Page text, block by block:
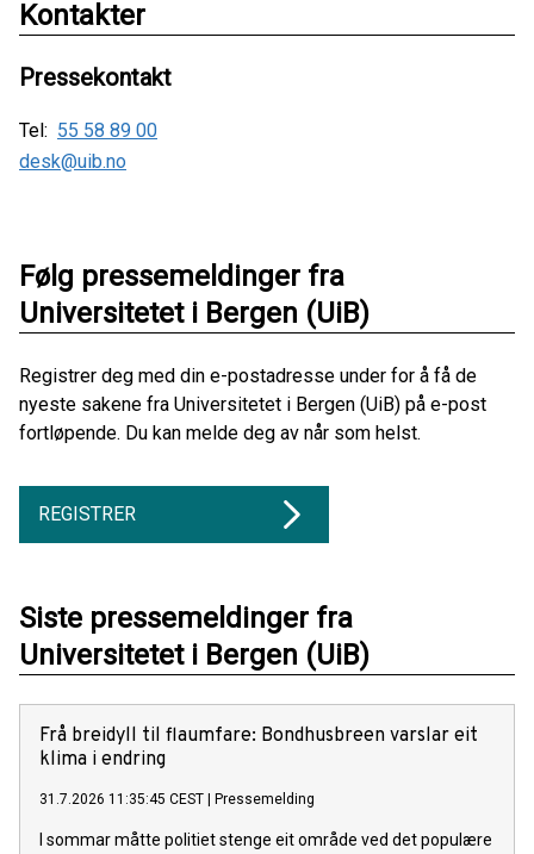
Kontakter
Pressekontakt
Tel: 55 58 89 00
desk@uib.no
Følg pressemeldinger fra
Universitetet i Bergen (UiB)
Registrer deg med din e-postadresse under for å få de
nyeste sakene fra Universitetet i Bergen (UiB) på e-post
fortløpende. Du kan melde deg av når som helst.
REGISTRER
Siste pressemeldinger fra
Universitetet i Bergen (UiB)
Frå breidyll til flaumfare: Bondhusbreen varslar eit
klima i endring
31.7.2026 11:35:45 CEST Pressemelding
I sommar måtte politiet stenge eit område ved det populære